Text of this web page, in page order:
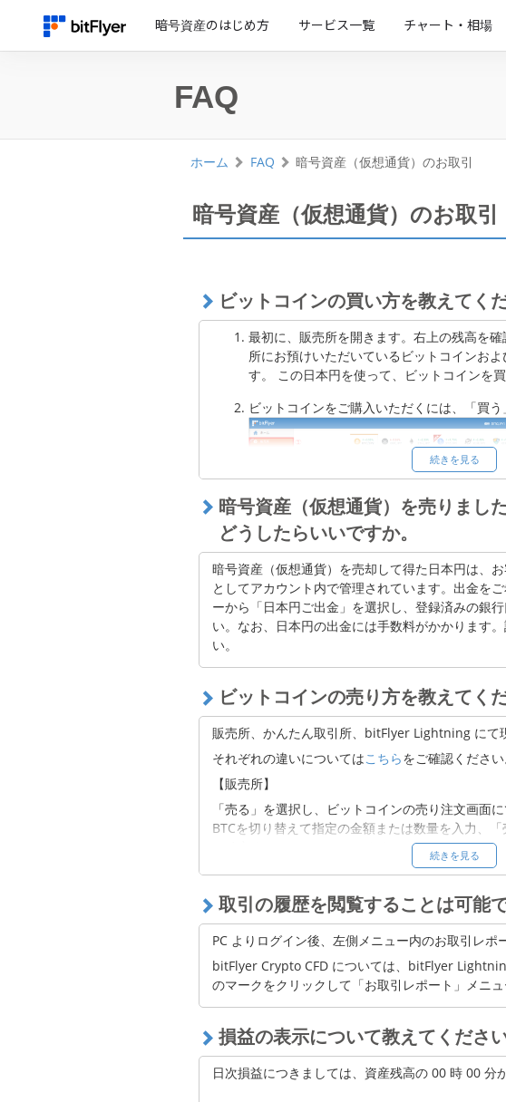
暗号資産のはじめ方 サービス一覧 チャート・相場
FAQ
ホーム FAQ 暗号資産（仮想通貨）のお取引
暗号資産（仮想通貨）のお取引
ビットコインの買い方を教えてくだ
最初に、販売所を開きます。右上の残高を
所にお預けいただいているビットコインお
す。 この日本円を使って、ビットコインを買
ビットコインをご購入いただくには、「買う
ビットコインの買い注文画面にて、「↑↓」
えて指定の金額または数量を入力し、「買
続きを見る
暗号資産（仮想通貨）を売りまし
どうしたらいいですか。
暗号資産（仮想通貨）を売却して得た日本円は、お
としてアカウント内で管理されています。出金を
ーから「日本円ご出金」を選択し、登録済みの銀
い。なお、日本円の出金には手数料がかかります
い。
ビットコインの売り方を教えてくだ
販売所、かんたん取引所、bitFlyer Lightning にて
それぞれの違いについてはこちらをご確認ください
【販売所】
「売る」を選択し、ビットコインの売り注文画面
BTCを切り替えて指定の金額または数量を入力、
【かんたん取引所】
任意の数量（BTC）および価格（BTC/JPY）を入力
し、6 秒以内に「注文実行」をクリックします。
【bitFlyer Lightning】bitFlyer Lightning は PC ま
任意の数量（BTC）および価格（BTC/JPY）を入力
を選択し、「売り」を選択し、完了します。
続きを見る
取引の履歴を閲覧することは可能
PC よりログイン後、左側メニュー内のお取引レポ
bitFlyer Crypto CFD については、bitFlyer
のマークをクリックして「お取引レポート」メニュ
損益の表示について教えてください
日次損益につきましては、資産残高の 00 時 00 分